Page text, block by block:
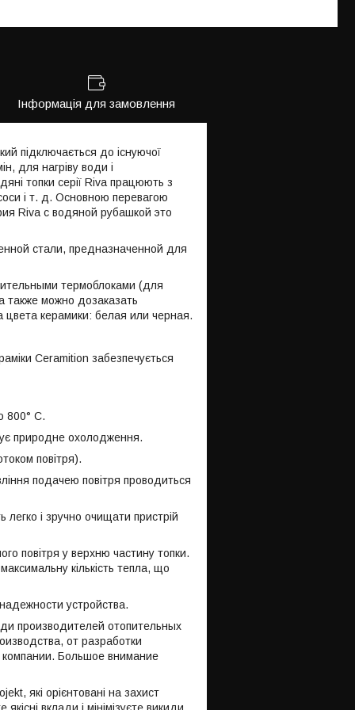
Інформація для замовлення
підключається до існуючої
для нагріву води і
топки серії Riva працюють з
і т. д. Основною перевагою
Riva с водяной рубашкой это
стали, предназначенной для
термоблоками (для
также можно дозаказать
цвета керамики: белая или черная.
Ceramition забезпечується
800° C.
природне охолодження.
повітря).
подачею повітря проводиться
і зручно очищати пристрій
повітря у верхню частину топки.
кількість тепла, що
устройства.
производителей отопительных
от разработки
компании. Большое внимание
які орієнтовані на захист
вклади і мінімізуєте викиди